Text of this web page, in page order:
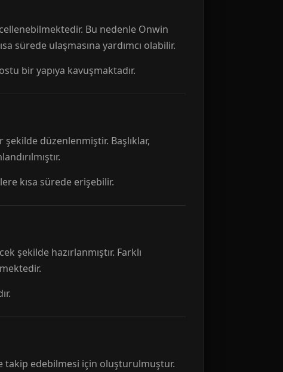
Bu nedenle Onwin
sürede ulaşmasına yardımcı olabilir.
bir yapıya kavuşmaktadır.
şekilde düzenlenmiştir. Başlıklar,
kısa sürede erişebilir.
şekilde hazırlanmıştır. Farklı
takip edebilmesi için oluşturulmuştur.